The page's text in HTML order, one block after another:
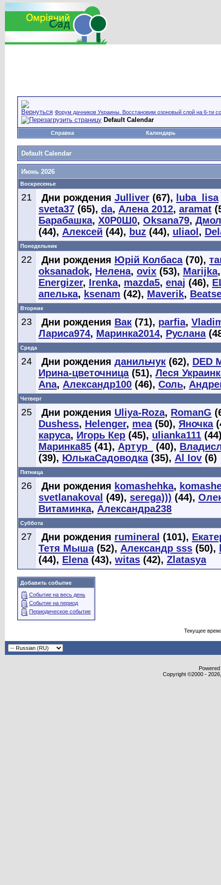
Форум дачников Украины. Восстановим озоновый слой на 6-ти
Default Calendar
Справка Календарь
Default Calendar
Июнь 2026
Воскресенье
21 Дни рождения Julliver (67), luba_lisa
sveta37 (65), da, Алена 2012, aramat
Барабашка, Х0Р0Ш0, Oksana79,
(44), Алексей (44), buz (44), uliaol ,
Понедельник
22 Дни рождения Юрій Колбаса(70),
oksanadok, Нелена, ovix (53), Marijka
Energizer, Irenka, mazda5, enaj (46),
апелька, ksenam (42), Maverik,
Вторник
23 Дни рождения Вак (71), parfia,
Лариса974, Маринка2014, Руслана
Среда
24 Дни рождения данильчук (62), DED
Ирина-цветочница(51), Леся
Аna, Александр100 (46), Соль,
Четверг
25 Дни рождения Uliya-Roza, RomanG
Dushess, Helenger, mea(50), Яночка
каруса, Игорь Кер (45), ulianka111
Маринка85 (41), Артур_ (40),
(39), ЮлькаСадоводка(35), Al Iov (6)
Пятница
26 Дни рождения komashehka,
svetlanakoval (49), serega))) (44),
Витаминка, Александра238
Суббота
27 Дни рождения rumineral (101),
Тетя Мыша(52), Александр sss (50),
(44), Elena(43), witas (42), Zlatasya
Добавить событие
Событие на весь день
Событие на период
Периодическое событие
Текущее
Copyright ©2000 -